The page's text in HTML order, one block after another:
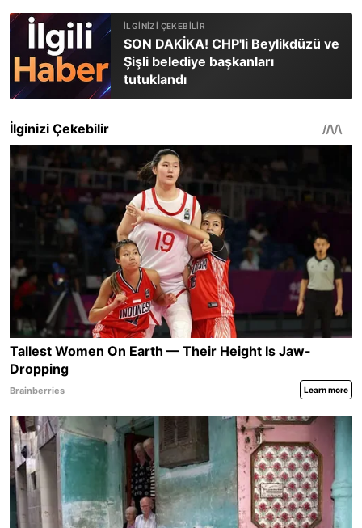
SON DAKİKA! CHP'li Beylikdüzü ve
Şişli belediye başkanları
tutuklandı